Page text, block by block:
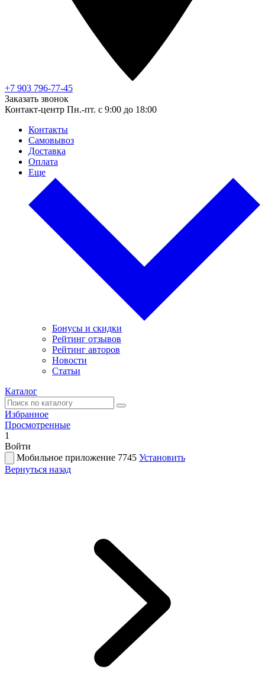
+7 903 796-77-45
Заказать звонок
Контакт-центр Пн.-пт. с 9:00 до 18:00
Контакты
Самовывоз
Доставка
Оплата
Еще
Бонусы и скидки
Рейтинг отзывов
Рейтинг авторов
Новости
Статьи
Каталог
Избранное
Просмотренные
1
Войти
Мобильное приложение 7745 Установить
Вернуться назад